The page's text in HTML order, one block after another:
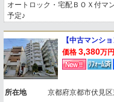
オートロック・宅配ＢＯＸ付マ
予定♪
【中古マンシ
価格 3,380万円
所在地 京都府京都市伏見